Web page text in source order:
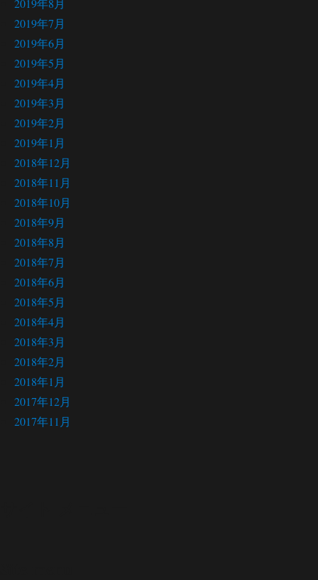
2019年8月
2019年7月
2019年6月
2019年5月
2019年4月
2019年3月
2019年2月
2019年1月
2018年12月
2018年11月
2018年10月
2018年9月
2018年8月
2018年7月
2018年6月
2018年5月
2018年4月
2018年3月
2018年2月
2018年1月
2017年12月
2017年11月